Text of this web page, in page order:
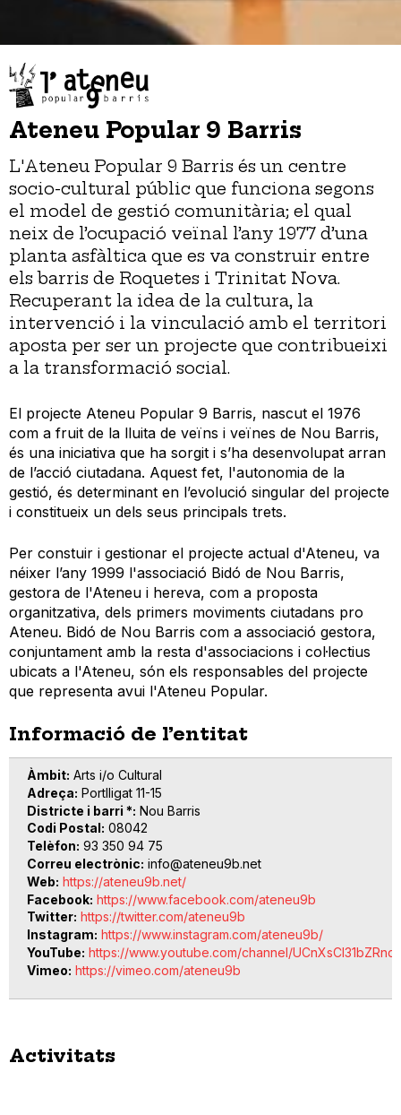
Ateneu Popular 9 Barris
L'Ateneu Popular 9 Barris és un centre
socio-cultural públic que funciona segons
el model de gestió comunitària; el qual
neix de l’ocupació veïnal l’any 1977 d’una
planta asfàltica que es va construir entre
els barris de Roquetes i Trinitat Nova.
Recuperant la idea de la cultura, la
intervenció i la vinculació amb el territori
aposta per ser un projecte que contribueixi
a la transformació social.
El projecte Ateneu Popular 9 Barris, nascut el 1976
com a fruit de la lluita de veïns i veïnes de Nou Barris,
és una iniciativa que ha sorgit i s’ha desenvolupat arran
de l’acció ciutadana. Aquest fet, l'autonomia de la
gestió, és determinant en l’evolució singular del projecte
i constitueix un dels seus principals trets.
Per constuir i gestionar el projecte actual d'Ateneu, va
néixer l’any 1999 l'associació Bidó de Nou Barris,
gestora de l'Ateneu i hereva, com a proposta
organitzativa, dels primers moviments ciutadans pro
Ateneu. Bidó de Nou Barris com a associació gestora,
conjuntament amb la resta d'associacions i col·lectius
ubicats a l'Ateneu, són els responsables del projecte
que representa avui l'Ateneu Popular.
Informació de l’entitat
Àmbit Arts i/o Cultural
Adreça Portlligat 11-15
Districte i barri * Nou Barris
Codi Postal 08042
Telèfon 93 350 94 75
Correu electrònic info@ateneu9b.net
Web https://ateneu9b.net/
Facebook https://www.facebook.com/ateneu9b
Twitter https://twitter.com/ateneu9b
Instagram https://www.instagram.com/ateneu9b/
YouTube https://www.youtube.com/channel/
Vimeo https://vimeo.com/ateneu9b
Activitats